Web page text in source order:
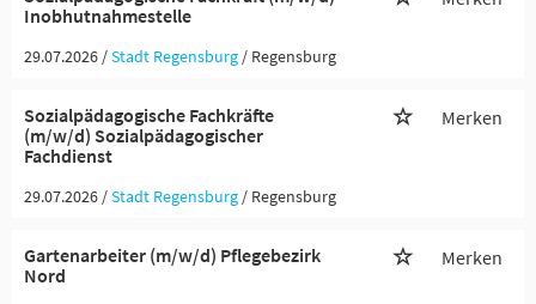
Inobhutnahmestelle
29.07.2026 /Stadt Regensburg / Regensburg
Sozialpädagogische Fachkräfte
(m/w/d) Sozialpädagogischer
Fachdienst
Merken
29.07.2026 /Stadt Regensburg / Regensburg
Gartenarbeiter (m/w/d) Pflegebezirk
Nord
Merken